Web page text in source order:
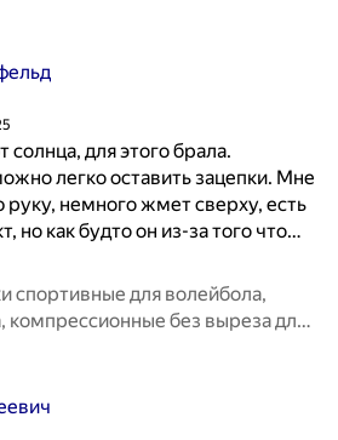
+ белые
для этого брала.
легко оставить зацепки. Мне
немного жмет сверху, есть
как будто он из-за того что…
спортивные для волейбола,
компрессионные без выреза для
+ белые